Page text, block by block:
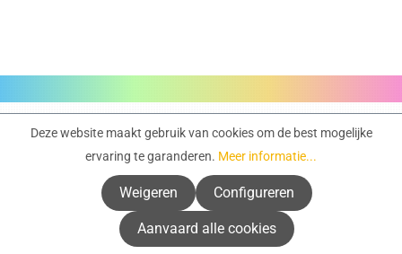
Servicehotline
Info & ondersteuning
Deze website maakt gebruik van cookies om de best mogelijke
ervaring te garanderen. Meer informatie...
Weigeren Configureren
Aanvaard alle cookies